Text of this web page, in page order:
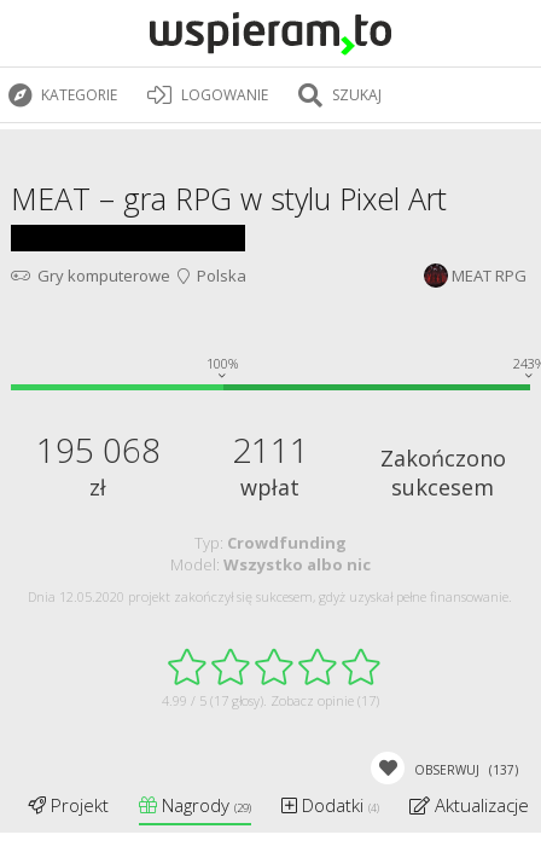
KATEGORIE LOGOWANIE SZUKAJ
MEAT – gra RPG w stylu Pixel Art
Gry komputerowe Polska MEAT RPG
100%
195 068
zł
2111
wpłat
Zakończono
sukcesem
Typ: Crowdfunding
Model: Wszystko albo nic
Dnia 12.05.2020 projekt zakończył się sukcesem, gdyż uzyskał pełne finansowanie.
4.99 / 5 (17 głosy). Zobacz opinie (17)
OBSERWUJ (137)
Projekt Nagrody(29) Dodatki(4) Aktualizacje